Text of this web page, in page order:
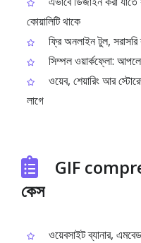
কোয়ালিটি থাকে
ফ্রি অনলাইন টুল, সরাসরি
সিম্পল ওয়ার্কফ্লো:
ওয়েব, শেয়ারিং আর
লাগে
GIF
কেস
ওয়েবসাইট ব্যানার,